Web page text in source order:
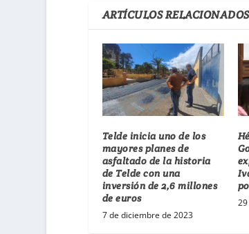
ARTÍCULOS RELACIONADOS
Telde inicia uno de los
mayores planes de
asfaltado de la historia
de Telde con una
inversión de 2,6 millones
de euros
7 de diciembre de 2023